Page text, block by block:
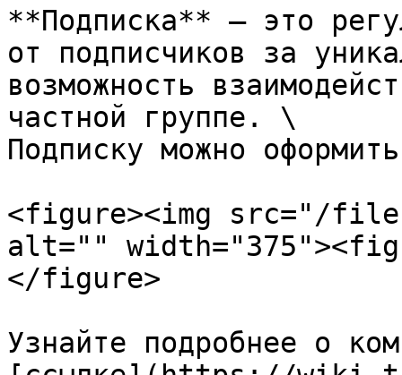
**Подписка** — это
от подписчиков за
возможность
частной группе. \
Подписку можно
<figure><img src="/files/
alt=""
</figure>
Узнайте подробнее о